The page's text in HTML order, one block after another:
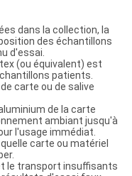
dans la collection, la
des échantillons
d'essai.
(ou équivalent) est
patients.
carte ou de salive
de la carte
ambiant jusqu'à
l'usage immédiat.
carte ou matériel
le transport insuffisants